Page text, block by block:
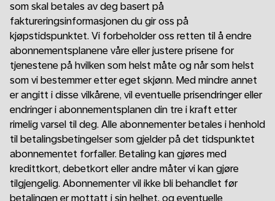
som skal betales av deg basert på
faktureringsinformasjonen du gir oss på
kjøpstidspunktet. Vi forbeholder oss retten til å endre
abonnementsplanene våre eller justere prisene for
tjenestene på hvilken som helst måte og når som helst
som vi bestemmer etter eget skjønn. Med mindre annet
er angitt i disse vilkårene, vil eventuelle prisendringer eller
endringer i abonnementsplanen din tre i kraft etter
rimelig varsel til deg. Alle abonnementer betales i henhold
til betalingsbetingelser som gjelder på det tidspunktet
abonnementet forfaller. Betaling kan gjøres med
kredittkort, debetkort eller andre måter vi kan gjøre
tilgjengelig. Abonnementer vil ikke bli behandlet før
betalingen er mottatt i sin helhet, og eventuelle